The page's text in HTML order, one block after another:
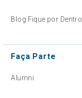
Blog Fique por Dentro
Faça Parte
Alumni